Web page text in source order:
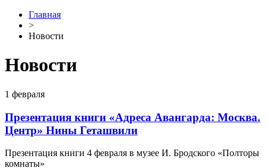
Главная
>
Новости
Новости
1 февраля
Презентация книги «Адреса Авангарда: Москва.
Центр» Нины Геташвили
Презентация книги 4 февраля в музее И. Бродского «Полторы
комнаты»